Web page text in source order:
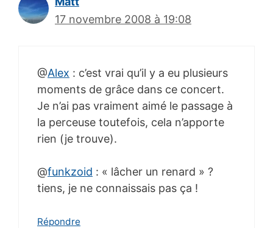
17 novembre 2008 à 19:08
@Alex : c’est vrai qu’il y a eu plusieurs
moments de grâce dans ce concert.
Je n’ai pas vraiment aimé le passage à
la perceuse toutefois, cela n’apporte
rien (je trouve).
@funkzoid : « lâcher un renard » ?
tiens, je ne connaissais pas ça !
Répondre